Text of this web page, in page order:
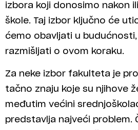
izbora koji donosimo nakon
škole. Taj izbor ključno će
ćemo obavljati u
razmišljati o ovom koraku.
Za neke izbor fakulteta je
tačno znaju koje su njihove
međutim većini
predstavlja najveći problem.